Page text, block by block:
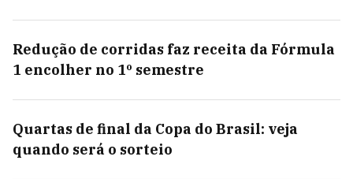
Redução de corridas faz receita da Fórmula
1 encolher no 1º semestre
Quartas de final da Copa do Brasil: veja
quando será o sorteio